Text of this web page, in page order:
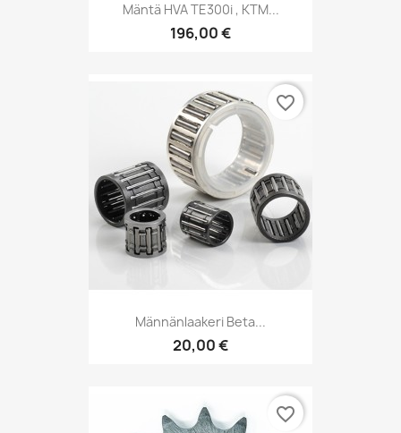
Mäntä HVA TE300i , KTM...
196,00 €
Männänlaakeri Beta...
20,00 €
favorite_border
favorite_border